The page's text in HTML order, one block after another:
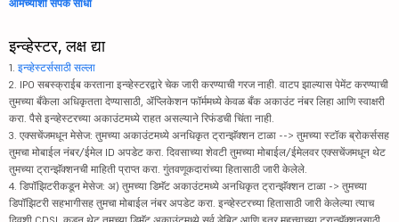
आमच्याशी संपर्क साधा
इन्व्हेस्टर, लक्ष द्या
1. इन्व्हेस्टर्ससाठी सल्ला
2. IPO सबस्क्राईब करताना इन्व्हेस्टरद्वारे चेक जारी करण्याची गरज नाही. वाटप झाल्यास पेमेंट करण्याची
तुमच्या बँकेला अधिकृतता देण्यासाठी, ॲप्लिकेशन फॉर्ममध्ये केवळ बँक अकाउंट नंबर लिहा आणि स्वाक्षरी
करा. पैसे इन्व्हेस्टरच्या अकाउंटमध्ये राहत असल्याने रिफंडची चिंता नाही.
3. एक्सचेंजमधून मेसेज: तुमच्या अकाउंटमध्ये अनधिकृत ट्रान्झॅक्शन टाळा --> तुमच्या स्टॉक ब्रोकर्ससह
तुमचा मोबाईल नंबर/ईमेल ID अपडेट करा. दिवसाच्या शेवटी तुमच्या मोबाईल/ईमेलवर एक्सचेंजमधून थेट
तुमच्या ट्रान्झॅक्शनची माहिती प्राप्त करा. गुंतवणूकदारांच्या हितासाठी जारी केलेले.
4. डिपॉझिटरीकडून मेसेज: अ) तुमच्या डिमॅट अकाउंटमध्ये अनधिकृत ट्रान्झॅक्शन टाळा -> तुमच्या
डिपॉझिटरी सहभागीसह तुमचा मोबाईल नंबर अपडेट करा. इन्व्हेस्टरच्या हितासाठी जारी केलेल्या त्याच